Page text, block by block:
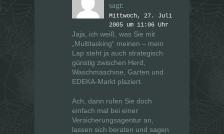
sagt:
Mittwoch, 27. Juli
2005 um 11:06 Uhr
Jaja, ich weiß, was Sie mit
„Multitasking“ meinen – mein
Lap steht ja auch strategisch
günstig zwischen Herd,
Waschmaschine, Garten und
EDEKA-Markt plaziert.
Ach, dann rufen Sie doch
einfach mal bei einer
Versicherungsagentur an,
lassen sich beraten und sagen